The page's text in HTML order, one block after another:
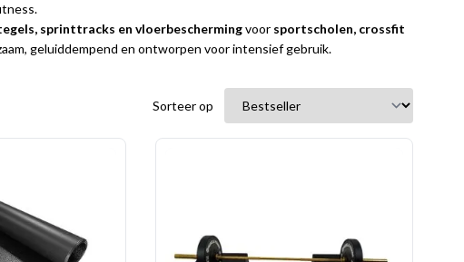
sprinttracks en vloerbeschermingvoor sportscholen, crossfit
geluiddempend en ontworpen voor intensief gebruik.
Sorteer op